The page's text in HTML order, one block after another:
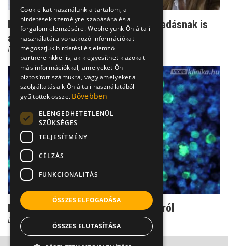
Mononukleózis: akár mandulagyulladásnak is
álcázhatja magát!
Dr. Vajer Péter PhD
Ezt nem árt tudni a mononukleózisról
Dr. Helfferich Frigyes
Cookie-kat használunk a tartalom, a
hirdetések személyre szabására és a
forgalom elemzésére. Webhelyünk Ön általi
használatára vonatkozó információkat
megosztjuk hirdetési és elemző
partnereinkkel is, akik egyesíthetik azokat
más információkkal, amelyeket Ön
biztosított számukra, vagy amelyeket a
szolgáltatásaik Ön általi használatából
gyűjtöttek össze. Bővebben
ELENGEDHETETLENÜL
SZÜKSÉGES
TELJESÍTMÉNY
CÉLZÁS
FUNKCIONALITÁS
ÖSSZES ELFOGADÁSA
ÖSSZES ELUTASÍTÁSA